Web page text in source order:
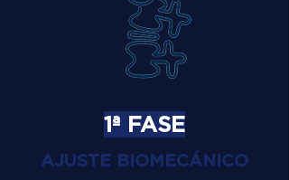
1ª FASE
AJUSTE BIOMECÁNICO